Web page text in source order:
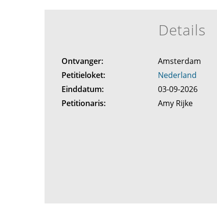
Details
Ontvanger:
Amsterdam
Petitieloket:
Nederland
Einddatum:
03-09-2026
Petitionaris:
Amy Rijke